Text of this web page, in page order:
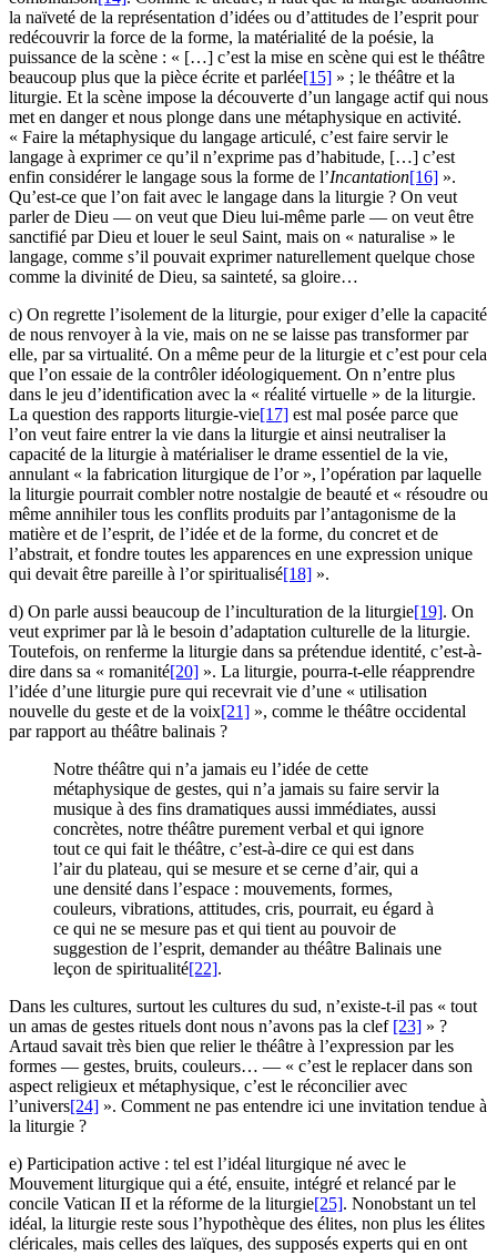
la naïveté de la représentation d’idées ou d’attitudes de l’esprit pour
redécouvrir la force de la forme, la matérialité de la poésie, la
puissance de la scène : « […] c’est la mise en scène qui est le théâtre
beaucoup plus que la pièce écrite et parlée[15] » ; le théâtre et la
liturgie. Et la scène impose la découverte d’un langage actif qui nous
met en danger et nous plonge dans une métaphysique en activité.
« Faire la métaphysique du langage articulé, c’est faire servir le
langage à exprimer ce qu’il n’exprime pas d’habitude, […] c’est
enfin considérer le langage sous la forme de l’Incantation[16] ».
Qu’est-ce que l’on fait avec le langage dans la liturgie ? On veut
parler de Dieu — on veut que Dieu lui-même parle — on veut être
sanctifié par Dieu et louer le seul Saint, mais on « naturalise » le
langage, comme s’il pouvait exprimer naturellement quelque chose
comme la divinité de Dieu, sa sainteté, sa gloire…
c) On regrette l’isolement de la liturgie, pour exiger d’elle la capacité
de nous renvoyer à la vie, mais on ne se laisse pas transformer par
elle, par sa virtualité. On a même peur de la liturgie et c’est pour cela
que l’on essaie de la contrôler idéologiquement. On n’entre plus
dans le jeu d’identification avec la « réalité virtuelle » de la liturgie.
La question des rapports liturgie-vie[17] est mal posée parce que
l’on veut faire entrer la vie dans la liturgie et ainsi neutraliser la
capacité de la liturgie à matérialiser le drame essentiel de la vie,
annulant « la fabrication liturgique de l’or », l’opération par laquelle
la liturgie pourrait combler notre nostalgie de beauté et « résoudre ou
même annihiler tous les conflits produits par l’antagonisme de la
matière et de l’esprit, de l’idée et de la forme, du concret et de
l’abstrait, et fondre toutes les apparences en une expression unique
qui devait être pareille à l’or spiritualisé[18] ».
d) On parle aussi beaucoup de l’inculturation de la liturgie[19]. On
veut exprimer par là le besoin d’adaptation culturelle de la liturgie.
Toutefois, on renferme la liturgie dans sa prétendue identité, c’est-à-
dire dans sa « romanité[20] ». La liturgie, pourra-t-elle réapprendre
l’idée d’une liturgie pure qui recevrait vie d’une « utilisation
nouvelle du geste et de la voix[21] », comme le théâtre occidental
par rapport au théâtre balinais ?
Notre théâtre qui n’a jamais eu l’idée de cette
métaphysique de gestes, qui n’a jamais su faire servir la
musique à des fins dramatiques aussi immédiates, aussi
concrètes, notre théâtre purement verbal et qui ignore
tout ce qui fait le théâtre, c’est-à-dire ce qui est dans
l’air du plateau, qui se mesure et se cerne d’air, qui a
une densité dans l’espace : mouvements, formes,
couleurs, vibrations, attitudes, cris, pourrait, eu égard à
ce qui ne se mesure pas et qui tient au pouvoir de
suggestion de l’esprit, demander au théâtre Balinais une
leçon de spiritualité[22].
Dans les cultures, surtout les cultures du sud, n’existe-t-il pas « tout
un amas de gestes rituels dont nous n’avons pas la clef [23] » ?
Artaud savait très bien que relier le théâtre à l’expression par les
formes — gestes, bruits, couleurs… — « c’est le replacer dans son
aspect religieux et métaphysique, c’est le réconcilier avec
l’univers[24] ». Comment ne pas entendre ici une invitation tendue à
la liturgie ?
e) Participation active : tel est l’idéal liturgique né avec le
Mouvement liturgique qui a été, ensuite, intégré et relancé par le
concile Vatican II et la réforme de la liturgie[25]. Nonobstant un tel
idéal, la liturgie reste sous l’hypothèque des élites, non plus les élites
cléricales, mais celles des laïques, des supposés experts qui en ont